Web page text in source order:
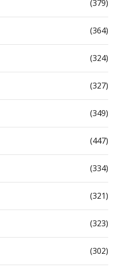
(379)
(364)
(324)
(327)
(349)
(447)
(334)
(321)
(323)
(302)